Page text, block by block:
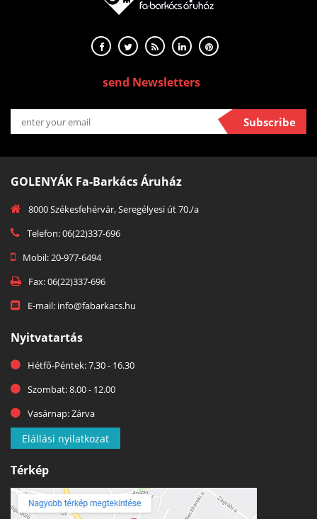
send Newsletters
Subscribe
GOLENYÁK Fa-Barkács Áruház
8000 Székesfehérvár, Seregélyesi út 70./a
Telefon: 06(22)337-696
Mobil: 20-977-6494
Fax: 06(22)337-696
E-mail: info@fabarkacs.hu
Nyitvatartás
Hétfő-Péntek: 7.30 - 16.30
Szombat: 8.00 - 12.00
Vasárnap: Zárva
Elállási nyilatkozat
Térkép